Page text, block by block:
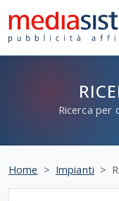
Ricerca per
Home Impianti